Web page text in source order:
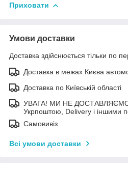
Приховати
Умови доставки
Доставка здійснюється тільки по
Доставка в межах Києва
Доставка по Київській області
УВАГА! МИ НЕ ДОСТАВЛЯЄМО
Укрпоштою, Delivery і іншими
Самовивіз
Всі умови доставки